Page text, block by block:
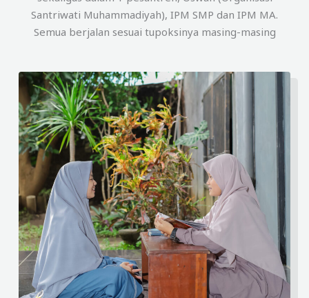
Santriwati Muhammadiyah), IPM SMP dan IPM MA.
Semua berjalan sesuai tupoksinya masing-masing